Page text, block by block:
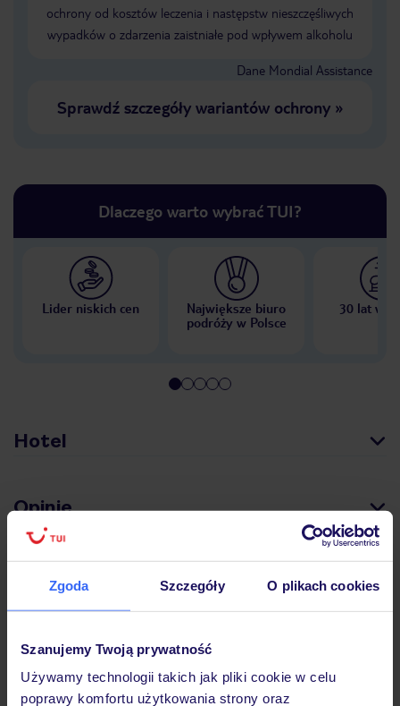
Zgoda Szczegóły O plikach cookies
Szanujemy Twoją prywatność
Używamy technologii takich jak pliki cookie w celu
poprawy komfortu użytkowania strony oraz
ochrony od kosztów leczenia i następstw nieszczęśliwych
wypadków o zdarzenia zaistniałe pod wpływem alkoholu
Dane Mondial Assistance
Sprawdź szczegóły wariantów ochrony»
Dlaczego warto wybrać TUI?
Lider niskich cen
Największe biuro
podróży w Polsce
30 lat w
Hotel
Opinie
Wyżywienie